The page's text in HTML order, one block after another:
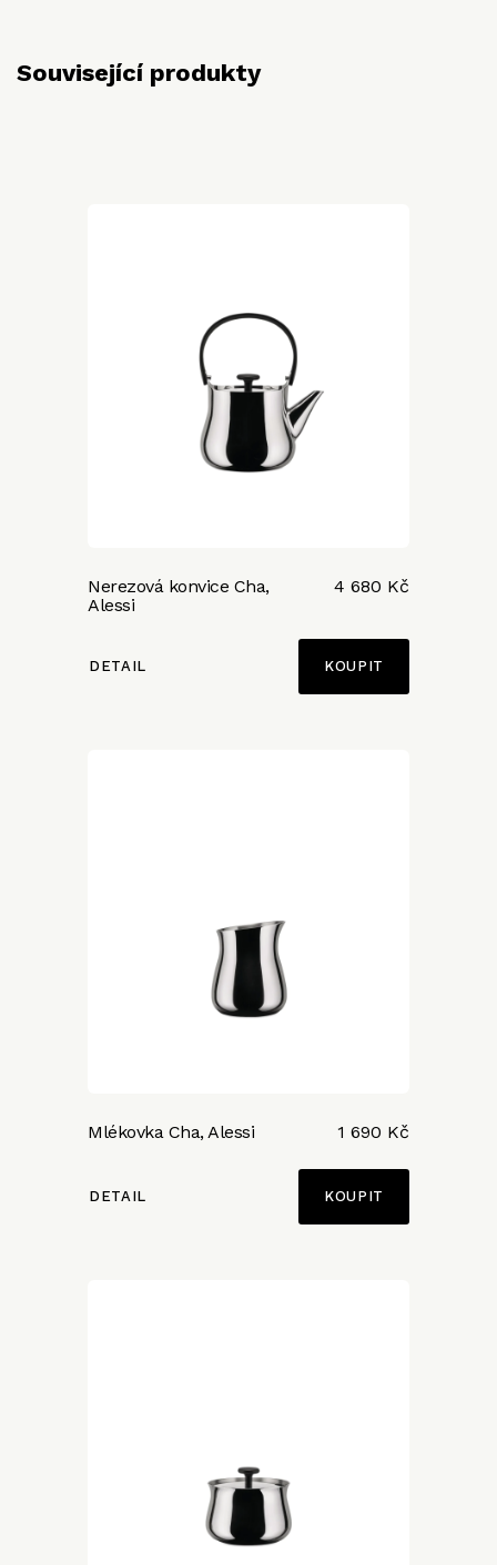
Související produkty
Nerezová konvice Cha,
Alessi
4 680 Kč
DETAIL
Mlékovka Cha, Alessi 1 690 Kč
DETAIL